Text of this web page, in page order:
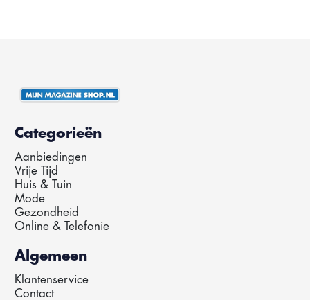
Categorieën
Aanbiedingen
Vrije Tijd
Huis & Tuin
Mode
Gezondheid
Online & Telefonie
Algemeen
Klantenservice
Contact